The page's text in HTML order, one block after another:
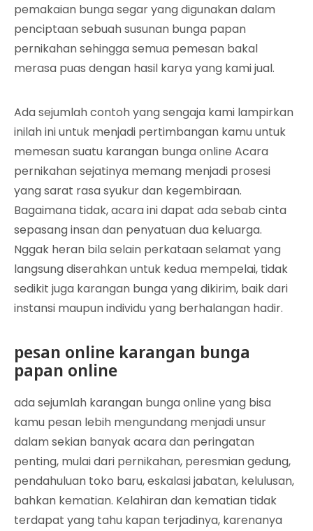
pemakaian bunga segar yang digunakan dalam
penciptaan sebuah susunan bunga papan
pernikahan sehingga semua pemesan bakal
merasa puas dengan hasil karya yang kami jual.
Ada sejumlah contoh yang sengaja kami lampirkan
inilah ini untuk menjadi pertimbangan kamu untuk
memesan suatu karangan bunga online Acara
pernikahan sejatinya memang menjadi prosesi
yang sarat rasa syukur dan kegembiraan.
Bagaimana tidak, acara ini dapat ada sebab cinta
sepasang insan dan penyatuan dua keluarga.
Nggak heran bila selain perkataan selamat yang
langsung diserahkan untuk kedua mempelai, tidak
sedikit juga karangan bunga yang dikirim, baik dari
instansi maupun individu yang berhalangan hadir.
pesan online karangan bunga
papan online
ada sejumlah karangan bunga online yang bisa
kamu pesan lebih mengundang menjadi unsur
dalam sekian banyak acara dan peringatan
penting, mulai dari pernikahan, peresmian gedung,
pendahuluan toko baru, eskalasi jabatan, kelulusan,
bahkan kematian. Kelahiran dan kematian tidak
terdapat yang tahu kapan terjadinya, karenanya